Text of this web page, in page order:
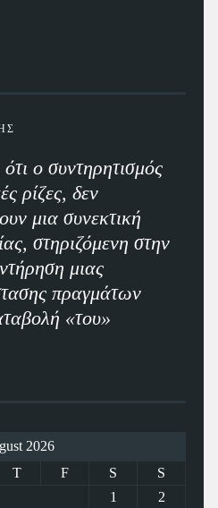
ο συντηρητισμός
ρίζες, δεν
μια συνεκτική
στηριζόμενη στην
μιας
πραγμάτων
«του»
2026
T F S
S
1
2